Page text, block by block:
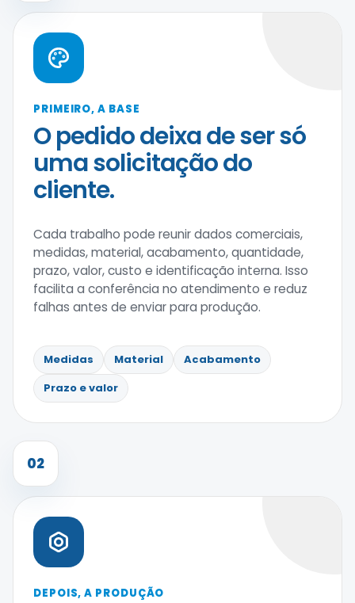
PRIMEIRO, A BASE
O pedido deixa de ser só
uma solicitação do
cliente.
Cada trabalho pode reunir dados comerciais,
medidas, material, acabamento, quantidade,
prazo, valor, custo e identificação interna. Isso
facilita a conferência no atendimento e reduz
falhas antes de enviar para produção.
Medidas Material
Acabamento
Prazo e valor
02
DEPOIS, A PRODUÇÃO